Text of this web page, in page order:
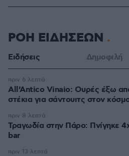
ΡΟΗ ΕΙΔΗΣΕΩΝ
Ειδήσεις Δημοφιλή
All’Antico Vinaio: Ουρές έξω
στέκια για σάντουιτς στον
πριν 6 λεπτά
Τραγωδία στην Πάρο: Πνίγηκε
bar
πριν 8 λεπτά
πριν 13 λεπτά